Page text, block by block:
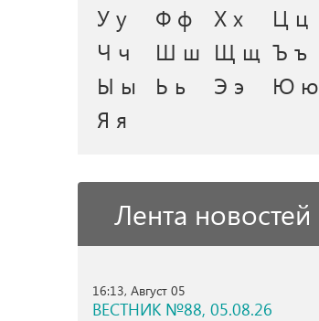
У у
Ф ф Х х
Ц ц
Ч ч
Ш ш Щ щ Ъ ъ
Ы ы
Ь ь Э э
Ю ю
Я я
Лента новостей
16:13, Август 05
ВЕСТНИК №88, 05.08.26